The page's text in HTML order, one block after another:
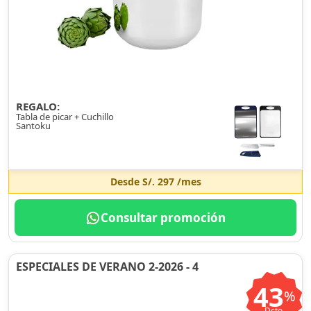
REGALO:
Tabla de picar + Cuchillo
Santoku
Desde S/. 297/mes
Consultar promoción
ESPECIALES DE VERANO 2-2026 - 4
43%